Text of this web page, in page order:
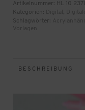
Artikelnummer: HL 10
Kategorien:
,
Schlagwörter:
BESCHREIBUNG